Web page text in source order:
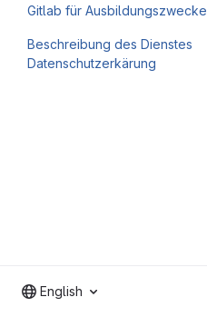
Gitlab für Ausbildungszwecke
Beschreibung des Dienstes
Datenschutzerkärung
English